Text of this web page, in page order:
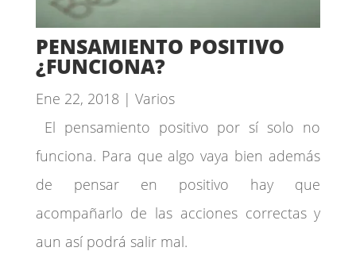
PENSAMIENTO POSITIVO
¿FUNCIONA?
Ene 22, 2018 | Varios
El pensamiento positivo por sí solo no
funciona. Para que algo vaya bien además
de pensar en positivo hay que
acompañarlo de las acciones correctas y
aun así podrá salir mal.